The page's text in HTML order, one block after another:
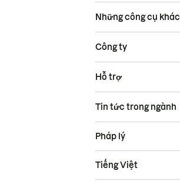
Những công cụ khác
Công ty
Hỗ trợ
Tin tức trong ngành
Pháp lý
Tiếng Việt